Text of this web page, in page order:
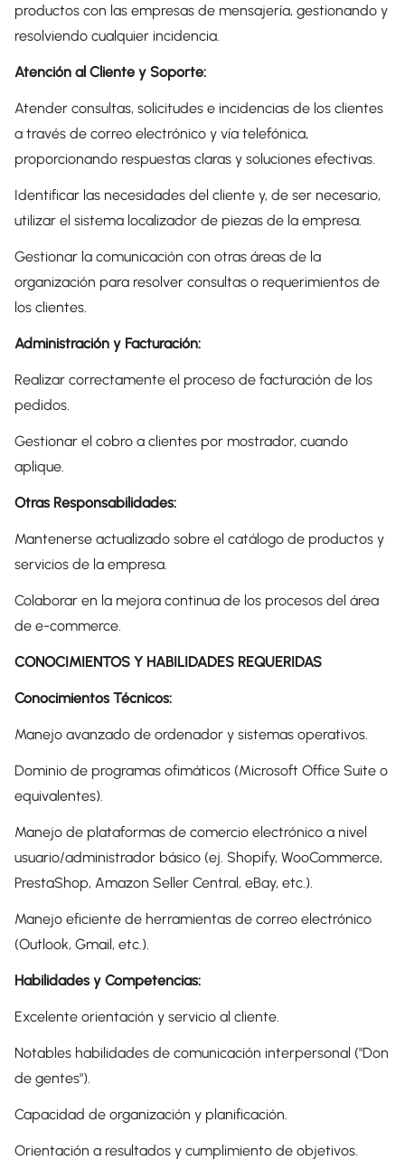
productos con las empresas de mensajería, gestionando y
resolviendo cualquier incidencia.
Atención al Cliente y Soporte:
Atender consultas, solicitudes e incidencias de los clientes
a través de correo electrónico y vía telefónica,
proporcionando respuestas claras y soluciones efectivas.
Identificar las necesidades del cliente y, de ser necesario,
utilizar el sistema localizador de piezas de la empresa.
Gestionar la comunicación con otras áreas de la
organización para resolver consultas o requerimientos de
los clientes.
Administración y Facturación:
Realizar correctamente el proceso de facturación de los
pedidos.
Gestionar el cobro a clientes por mostrador, cuando
aplique.
Otras Responsabilidades:
Mantenerse actualizado sobre el catálogo de productos y
servicios de la empresa.
Colaborar en la mejora continua de los procesos del área
de e-commerce.
CONOCIMIENTOS Y HABILIDADES REQUERIDAS
Conocimientos Técnicos:
Manejo avanzado de ordenador y sistemas operativos.
Dominio de programas ofimáticos (Microsoft Office Suite o
equivalentes).
Manejo de plataformas de comercio electrónico a nivel
usuario/administrador básico (ej. Shopify, WooCommerce,
PrestaShop, Amazon Seller Central, eBay, etc.).
Manejo eficiente de herramientas de correo electrónico
(Outlook, Gmail, etc.).
Habilidades y Competencias:
Excelente orientación y servicio al cliente.
Notables habilidades de comunicación interpersonal ("Don
de gentes").
Capacidad de organización y planificación.
Orientación a resultados y cumplimiento de objetivos.